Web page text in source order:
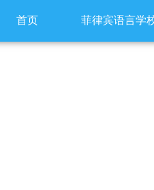
首页 菲律宾语言学